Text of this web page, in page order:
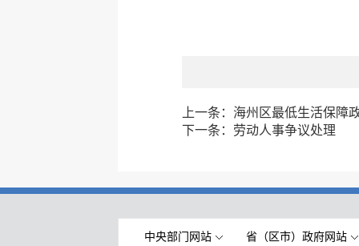
上一条： 海州区最低生活保障
下一条： 劳动人事争议处理
中央部门网站 省（区市）政府网站